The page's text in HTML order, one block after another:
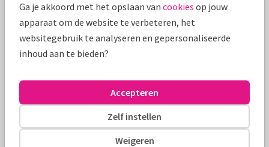
Alle kaarten zijn helemaal naar wens aan te passen
Bedankkaartjes Paperhugs - by Lidy
Formaten en prijzen
10 x 15 cm 15 x 21 cm 21 x 30 cm
Aantal Prijs p/s Korting
Ga je akkoord met het opslaan van cookies op jouw
apparaat om de website te verbeteren, het
websitegebruik te analyseren en gepersonaliseerde
inhoud aan te bieden?
Weigeren
Zelf instellen
Accepteren